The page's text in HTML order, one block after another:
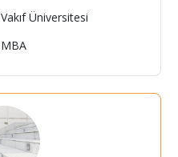
Vakıf Üniversitesi
MBA